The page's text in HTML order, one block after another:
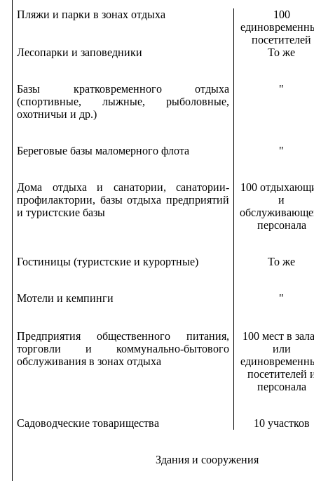
Пляжи и парки в зонах отдыха
100
посетителей
Лесопарки и заповедники
То же
Базы кратковременного отдыха
(спортивные, лыжные, рыболовные,
охотничьи и др.)
"
Береговые базы маломерного флота "
Дома отдыха и санатории, санатории-
профилактории, базы отдыха предприятий
и туристские базы
100
и
персонала
Гостиницы (туристские и курортные) То же
Мотели и кемпинги "
Предприятия общественного питания,
торговли и коммунально-бытового
обслуживания в зонах отдыха
100 мест в
или
посетителей
персонала
Садоводческие товарищества 10 участков
Здания и сооружения